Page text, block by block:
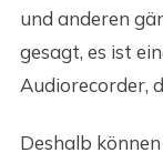
und anderen
gesagt, es ist
Audiorecorder,
Deshalb